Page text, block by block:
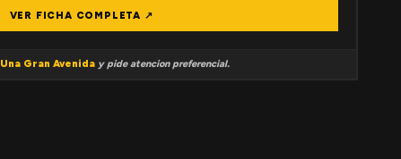
VER FICHA COMPLETA ↗
Una Gran Avenida y pide atencion preferencial.